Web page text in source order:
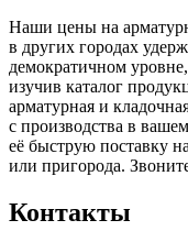
Наши цены на
в других городах
демократичном
изучив каталог
арматурная и
с производства в
её быструю поставку
или пригорода.
Контакты